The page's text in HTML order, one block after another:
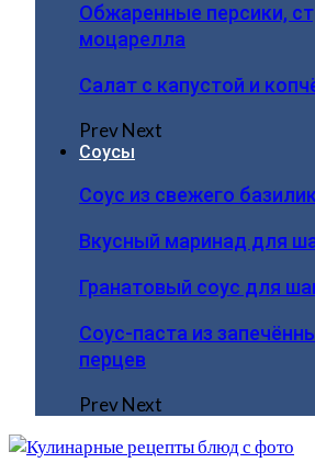
Обжаренные персики,
моцарелла
Салат с капустой и
PrevNext
Соусы
Соус из свежего
Вкусный маринад для
Гранатовый соус для
Соус-паста из
перцев
PrevNext